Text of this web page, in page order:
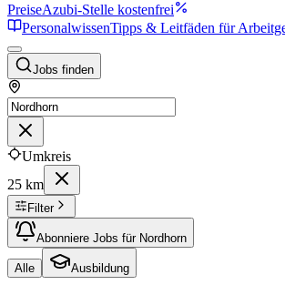
PreiseAzubi-Stelle kostenfrei
PersonalwissenTipps & Leitfäden für
Jobs finden
Umkreis
25 km
Filter
Abonniere Jobs für Nordhorn
Alle Ausbildung